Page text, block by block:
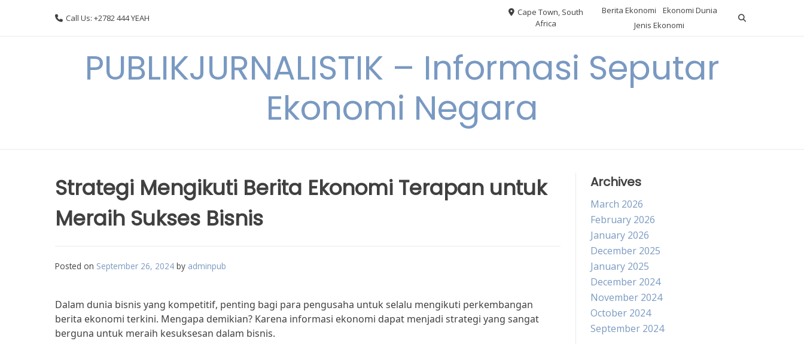
Call Us: +2782 444 YEAH
Cape Town, South
Africa
Berita Ekonomi
Ekonomi Dunia
Jenis Ekonomi
PUBLIKJURNALISTIK – Informasi Seputar
Ekonomi Negara
Strategi Mengikuti Berita Ekonomi Terapan untuk
Meraih Sukses Bisnis
Posted on September 26, 2024 by adminpub
Dalam dunia bisnis yang kompetitif, penting bagi para pengusaha untuk selalu mengikuti perkembangan
berita ekonomi terkini. Mengapa demikian? Karena informasi ekonomi dapat menjadi strategi yang sangat
berguna untuk meraih kesuksesan dalam bisnis.
Archives
March 2026
February 2026
January 2026
December 2025
January 2025
December 2024
November 2024
October 2024
September 2024